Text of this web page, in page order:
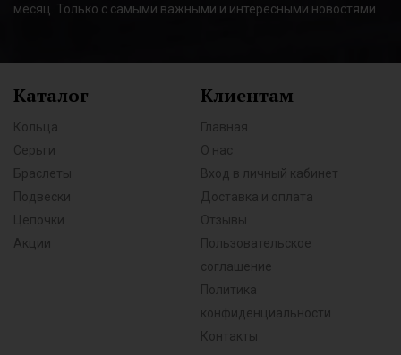
месяц. Только с самыми важными и интересными новостями
Каталог
Кольца
Серьги
Браслеты
Подвески
Цепочки
Акции
Клиентам
Главная
О нас
Вход в личный кабинет
Доставка и оплата
Отзывы
Пользовательское
соглашение
Политика
конфиденциальности
Контакты